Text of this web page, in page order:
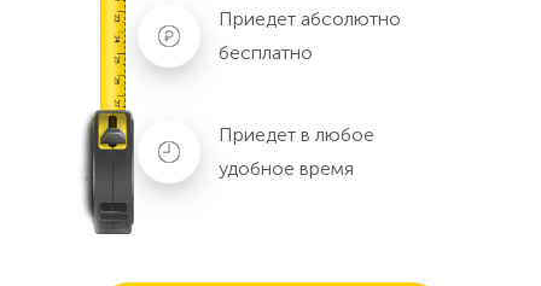
Приедет абсолютно
бесплатно
Приедет в любое
удобное время